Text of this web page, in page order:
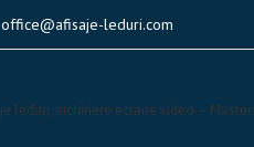
office@afisaje-leduri.com